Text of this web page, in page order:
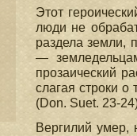
Этот
люди не
раздела земли,
—
прозаический
слагая строки
(Don. Suet. 23-
Вергилий умер,